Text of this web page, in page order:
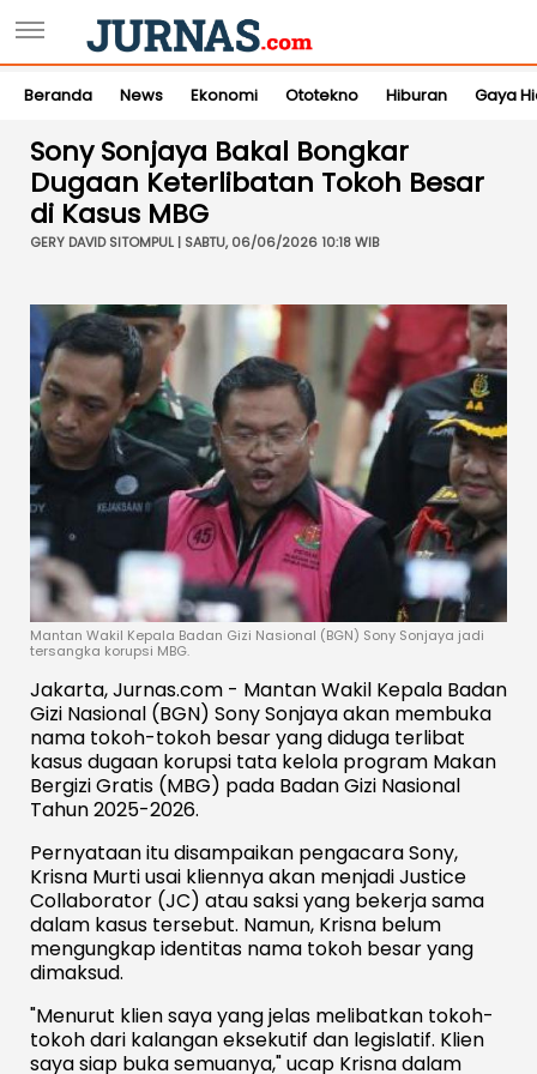
Beranda News Ekonomi Ototekno Hiburan Gaya
Sony Sonjaya Bakal Bongkar
Dugaan Keterlibatan Tokoh Besar
di Kasus MBG
GERY DAVID SITOMPUL | SABTU, 06/06/2026 10:18 WIB
Mantan Wakil Kepala Badan Gizi Nasional (BGN) Sony Sonjaya jadi
tersangka korupsi MBG.
Jakarta, Jurnas.com - Mantan Wakil Kepala Badan
Gizi Nasional (BGN) Sony Sonjaya akan membuka
nama tokoh-tokoh besar yang diduga terlibat
kasus dugaan korupsi tata kelola program Makan
Bergizi Gratis (MBG) pada Badan Gizi Nasional
Tahun 2025-2026.
Pernyataan itu disampaikan pengacara Sony,
Krisna Murti usai kliennya akan menjadi Justice
Collaborator (JC) atau saksi yang bekerja sama
dalam kasus tersebut. Namun, Krisna belum
mengungkap identitas nama tokoh besar yang
dimaksud.
"Menurut klien saya yang jelas melibatkan tokoh-
tokoh dari kalangan eksekutif dan legislatif. Klien
saya siap buka semuanya," ucap Krisna dalam